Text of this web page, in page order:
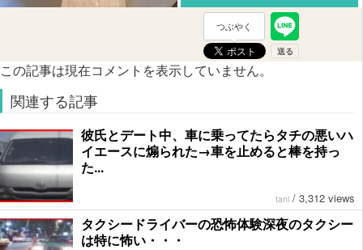
つぶやく
この記事は現在コメントを表示していません。
関連する記事
彼氏とデート中、車に乗ってたらタチの悪いハ
イエースに煽られた→車を止めると棒を持っ
た...
tani / 3,312 views
タクシードライバーの恐怖体験深夜のタクシー
は特に怖い・・・